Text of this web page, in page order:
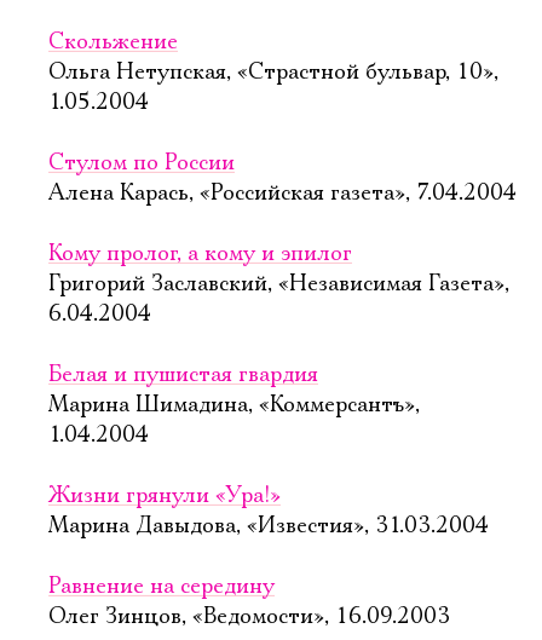
Скольжение
Ольга Нетупская, «Страстной бульвар, 10»,
1.05.2004
Стулом по России
Алена Карась, «Российская газета», 7.04.2004
Кому пролог, а кому и эпилог
Григорий Заславский, «Независимая Газета»,
6.04.2004
Белая и пушистая гвардия
Марина Шимадина, «Коммерсантъ»,
1.04.2004
Жизни грянули «Ура!»
Марина Давыдова, «Известия», 31.03.2004
Равнение на середину
Олег Зинцов, «Ведомости», 16.09.2003